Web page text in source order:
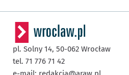
pl. Solny 14, 50-062 Wrocław
tel. 71 776 71 42